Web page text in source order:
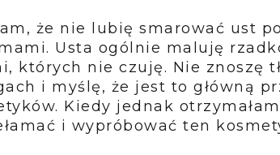
że nie lubię smarować ust
Usta ogólnie maluję
których nie czuję. Nie znoszę
i myślę, że jest to główną
Kiedy jednak
i wypróbować ten